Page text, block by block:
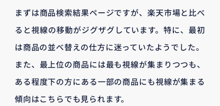
まずは商品検索結果ページですが、楽天市場と比べ
ると視線の移動がジグザグしています。特に、最初
は商品の並べ替えの仕方に迷っていたようでした。
また、最上位の商品には最も視線が集まりつつも、
ある程度下の方にある一部の商品にも視線が集まる
傾向はこちらでも見られます。